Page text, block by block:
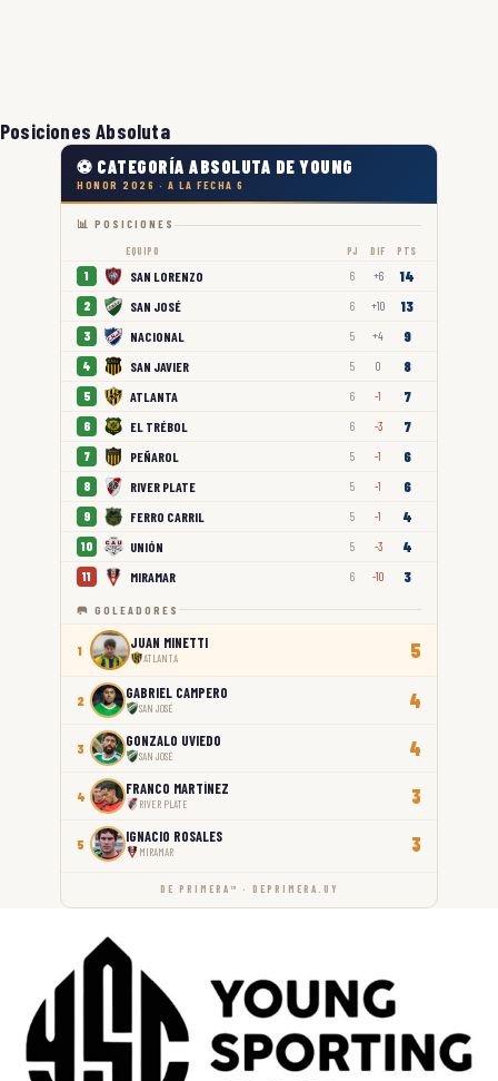
Posiciones Absoluta
⚽ CATEGORÍA ABSOLUTA DE YOUNG
HONOR 2026 · A LA FECHA 6
📊 POSICIONES
EQUIPO PJ DIF PTS
1 SAN LORENZO 6 +6 14
2 SAN JOSÉ 6 +10 13
3 NACIONAL 5 +4 9
4 SAN JAVIER 5 0 8
5 ATLANTA 6 -1 7
6 EL TRÉBOL 6 -3 7
7 PEÑAROL 5 -1 6
8 RIVER PLATE 5 -1 6
9 FERRO CARRIL 5 -1 4
10 UNIÓN 5 -3 4
11 MIRAMAR 6 -10 3
🥅 GOLEADORES
1 JUAN MINETTI
ATLANTA 5
2 GABRIEL CAMPERO
SAN JOSÉ 4
3 GONZALO UVIEDO
SAN JOSÉ 4
4 FRANCO MARTÍNEZ
RIVER PLATE 3
5 IGNACIO ROSALES
MIRAMAR 3
DE PRIMERA™ · DEPRIMERA.UY